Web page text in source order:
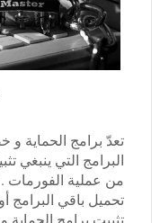
تعدّ برامج الحماية
البرامج التي ينبغي
من عملية الفورمات
تحميل باقي البرامج
تثبيت برامج